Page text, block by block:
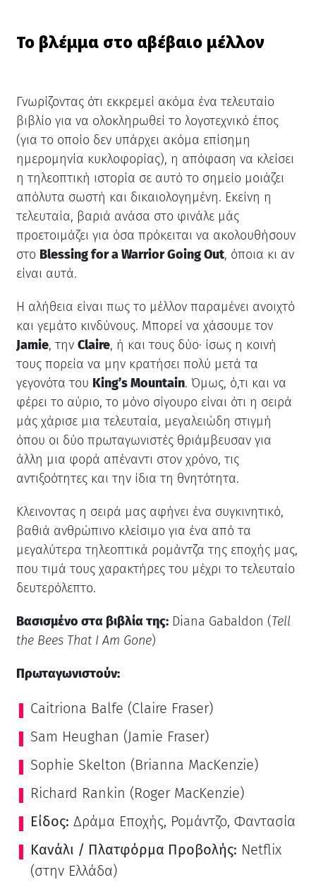
Το βλέμμα στο αβέβαιο μέλλον
Γνωρίζοντας ότι εκκρεμεί ακόμα ένα τελευταίο
βιβλίο για να ολοκληρωθεί το λογοτεχνικό έπος
(για το οποίο δεν υπάρχει ακόμα επίσημη
ημερομηνία κυκλοφορίας), η απόφαση να κλείσει
η τηλεοπτική ιστορία σε αυτό το σημείο μοιάζει
απόλυτα σωστή και δικαιολογημένη. Εκείνη η
τελευταία, βαριά ανάσα στο φινάλε μάς
προετοιμάζει για όσα πρόκειται να ακολουθήσουν
στο Blessing for a Warrior Going Out, όποια κι αν
είναι αυτά.
Η αλήθεια είναι πως το μέλλον παραμένει ανοιχτό
και γεμάτο κινδύνους. Μπορεί να χάσουμε τον
Jamie, την Claire, ή και τους δύο· ίσως η κοινή
τους πορεία να μην κρατήσει πολύ μετά τα
γεγονότα του King’s Mountain. Όμως, ό,τι και να
φέρει το αύριο, το μόνο σίγουρο είναι ότι η σειρά
μάς χάρισε μια τελευταία, μεγαλειώδη στιγμή
όπου οι δύο πρωταγωνιστές θριάμβευσαν για
άλλη μια φορά απέναντι στον χρόνο, τις
αντιξοότητες και την ίδια τη θνητότητα.
Κλεινοντας η σειρά μας αφήνει ένα συγκινητικό,
βαθιά ανθρώπινο κλείσιμο για ένα από τα
μεγαλύτερα τηλεοπτικά ρομάντζα της εποχής μας,
που τιμά τους χαρακτήρες του μέχρι το τελευταίο
δευτερόλεπτο.
Βασισμένο στα βιβλία της:Diana Gabaldon (Tell
the Bees That I Am Gone)
Πρωταγωνιστούν:
Caitriona Balfe (Claire Fraser)
Sam Heughan (Jamie Fraser)
Sophie Skelton (Brianna MacKenzie)
Richard Rankin (Roger MacKenzie)
Είδος: Δράμα Εποχής, Ρομάντζο, Φαντασία
Κανάλι / Πλατφόρμα Προβολής: Netflix
(στην Ελλάδα)